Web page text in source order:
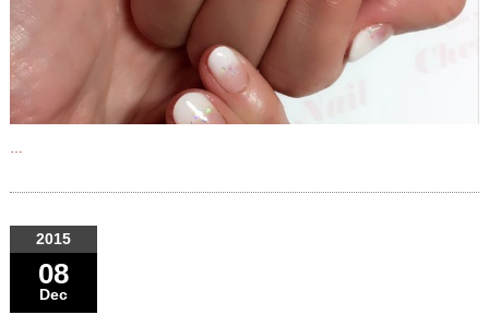
…
2015
08
Dec